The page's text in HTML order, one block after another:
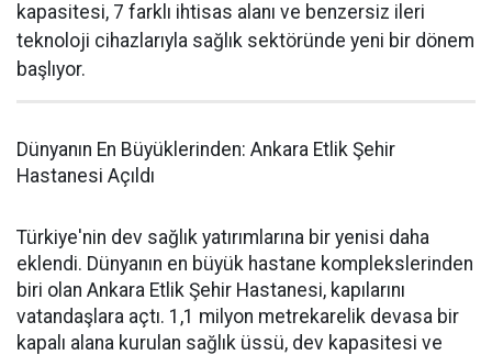
kapasitesi, 7 farklı ihtisas alanı ve benzersiz ileri
teknoloji cihazlarıyla sağlık sektöründe yeni bir dönem
başlıyor.
Dünyanın En Büyüklerinden: Ankara Etlik Şehir
Hastanesi Açıldı
Türkiye'nin dev sağlık yatırımlarına bir yenisi daha
eklendi. Dünyanın en büyük hastane komplekslerinden
biri olan Ankara Etlik Şehir Hastanesi, kapılarını
vatandaşlara açtı. 1,1 milyon metrekarelik devasa bir
kapalı alana kurulan sağlık üssü, dev kapasitesi ve